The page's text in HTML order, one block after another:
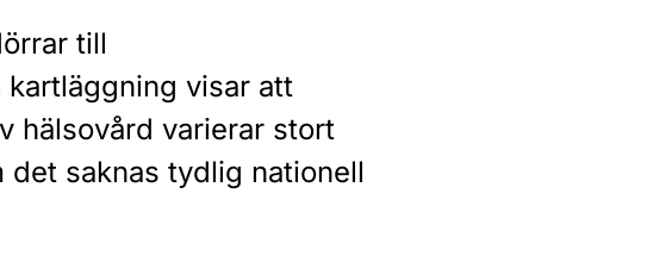
till
kartläggning visar att
hälsovård varierar stort
saknas tydlig nationell